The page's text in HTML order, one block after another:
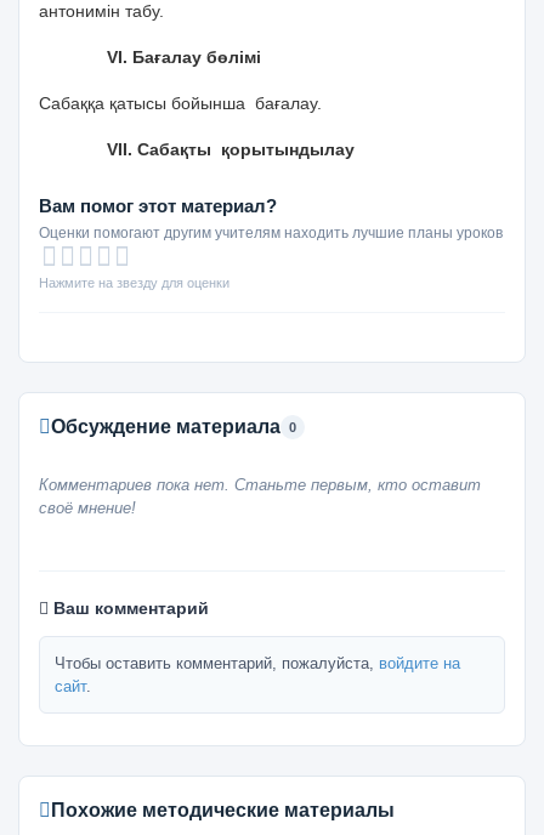
антонимін табу.
VІ. Бағалау бөлімі
Сабаққа қатысы бойынша бағалау.
VІІ. Сабақты қорытындылау
Вам помог этот материал?
Оценки помогают другим учителям находить лучшие планы уроков
Нажмите на звезду для оценки
Обсуждение материала 0
Комментариев пока нет. Станьте первым, кто оставит
своё мнение!
Ваш комментарий
Чтобы оставить комментарий, пожалуйста, войдите на
сайт.
Похожие методические материалы